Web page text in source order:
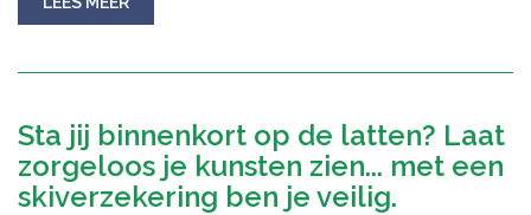
Sta jij binnenkort op de latten? Laat
zorgeloos je kunsten zien... met een
skiverzekering ben je veilig.